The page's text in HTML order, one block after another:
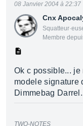
Cnx
Membre
08 Janvier 2004 à 22:37
Ok c possible...
modele signature
Dimmebag
TWO-NOTES